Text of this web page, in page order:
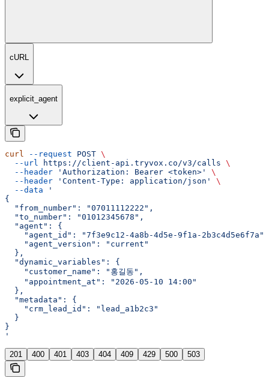
cURL
explicit_agent
curl --request POST \
  --url
https://client-api.tryvox.co/v3/calls \
  --header
'Authorization: Bearer <token>'
\
  --header
'Content-Type: application/json'
\
  --data
'
{
  "from_number": "07011112222",
  "to_number": "01012345678",
  "agent": {
    "agent_id": "7f3e9c12-4a8b-4d5e-9f1a-2b3c4d5e6f7a",
    "agent_version": "current"
  },
  "dynamic_variables": {
    "customer_name": "홍길동",
    "appointment_at": "2026-05-10 14:00"
  },
  "metadata": {
    "crm_lead_id": "lead_a1b2c3"
  }
}
'
201 400 401 403 404 409 429 500 503